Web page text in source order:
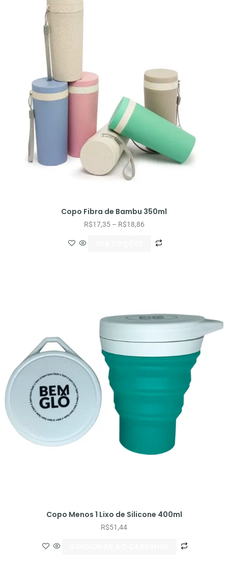
Copo Fibra de Bambu 350ml
R$17,35 – R$18,86
Copo Menos 1 Lixo de Silicone 400ml
R$51,44